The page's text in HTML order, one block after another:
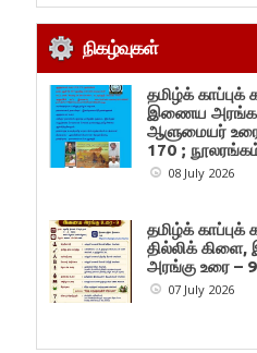
நிகழ்வுகள்
தமிழ்க் காப்புக்
இணைய
ஆளுமையர்
170 ;
08 July 2026
தமிழ்க் காப்புக்
தில்லிக்
அரங்கு உரை – 9
07 July 2026